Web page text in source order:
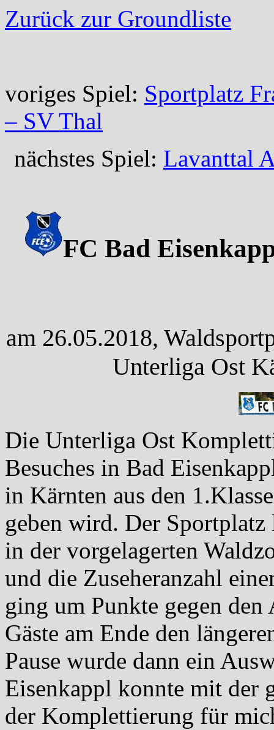
Zurück zur Groundliste
voriges Spiel: Sportplatz
– SV Thal
nächstes Spiel: Lavanttal
FC Bad
am 26.05.2018,
Unterliga Ost
Die Unterliga Ost
Besuches in Bad
in Kärnten aus den
geben wird. Der
in der vorgelagerten
und die Zuseheranzahl
ging um Punkte gegen
Gäste am Ende den
Pause wurde dann ein
Eisenkappl konnte mit der
der Komplettierung für